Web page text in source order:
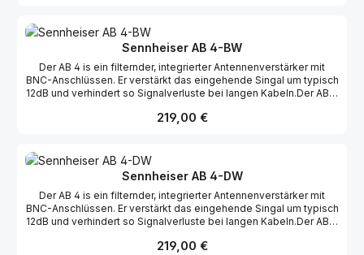
Sennheiser AB 4-BW
Der AB 4 is ein filternder, integrierter Antennenverstärker mit
BNC-Anschlüssen. Er verstärkt das eingehende Singal um typisch
12dB und verhindert so Signalverluste bei langen Kabeln.Der AB 4
Zusätzlich sind die Filter des AB 4 auf Frequenzen bis 88 Mhz
Regulärer Preis:
219,00 €
Sennheiser AB 4-DW
Der AB 4 is ein filternder, integrierter Antennenverstärker mit
BNC-Anschlüssen. Er verstärkt das eingehende Singal um typisch
12dB und verhindert so Signalverluste bei langen Kabeln.Der AB 4
Zusätzlich sind die Filter des AB 4 auf Frequenzen bis 88 Mhz
Regulärer Preis:
219,00 €